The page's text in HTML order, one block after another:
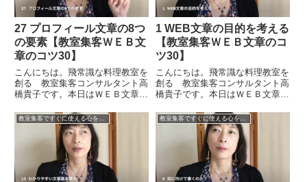
27 プロフィール文章の8つ
の要素【教室集客ＷＥＢ文
章のコツ30】
こんにちは。飛常識な料理教室を
創る 教室集客コンサルタント高
橋貴子です。本日はＷＥＢ文章の
ール文章の８つの要素」について
お伝えをしたいと思います。前回
までのところでプロフィール文章
の要素をご用意いただきまし
1 WEB文章の目的を考える
【教室集客ＷＥＢ文章のコ
ツ30】
こんにちは。飛常識な料理教室を
創る 教室集客コンサルタント高
橋貴子です。本日はＷＥＢ文章の
の目的を考える」ということにつ
いてお話をしたいと思います。文
章を書くということは、何か伝え
たいことがあるというのが普通
教室集客ですぐに使える心をつかむＷＥＢ文章のコツ30 教室集客ですぐに使える心をつかむＷＥＢ文章のコツ30